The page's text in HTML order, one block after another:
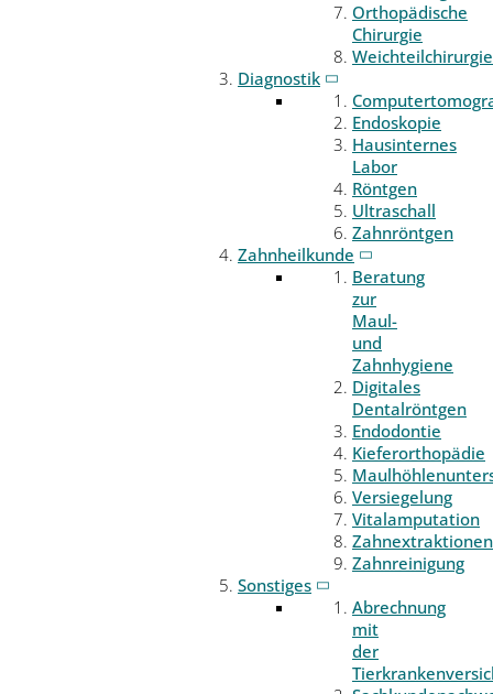
Orthopädische
Chirurgie
Weichteilchirurgie
Diagnostik
Endoskopie
Hausinternes
Labor
Röntgen
Ultraschall
Zahnröntgen
Zahnheilkunde
Beratung
zur
Maul-
und
Zahnhygiene
Digitales
Dentalröntgen
Endodontie
Kieferorthopädie
Versiegelung
Vitalamputation
Zahnextraktionen
Zahnreinigung
Sonstiges
Abrechnung
mit
der